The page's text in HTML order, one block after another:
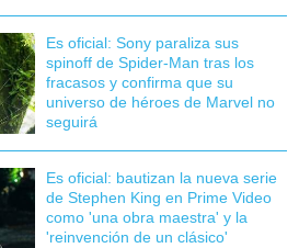
Es oficial: Sony paraliza sus
spinoff de Spider-Man tras los
fracasos y confirma que su
universo de héroes de Marvel no
seguirá
Es oficial: bautizan la nueva serie
de Stephen King en Prime Video
como 'una obra maestra' y la
'reinvención de un clásico'